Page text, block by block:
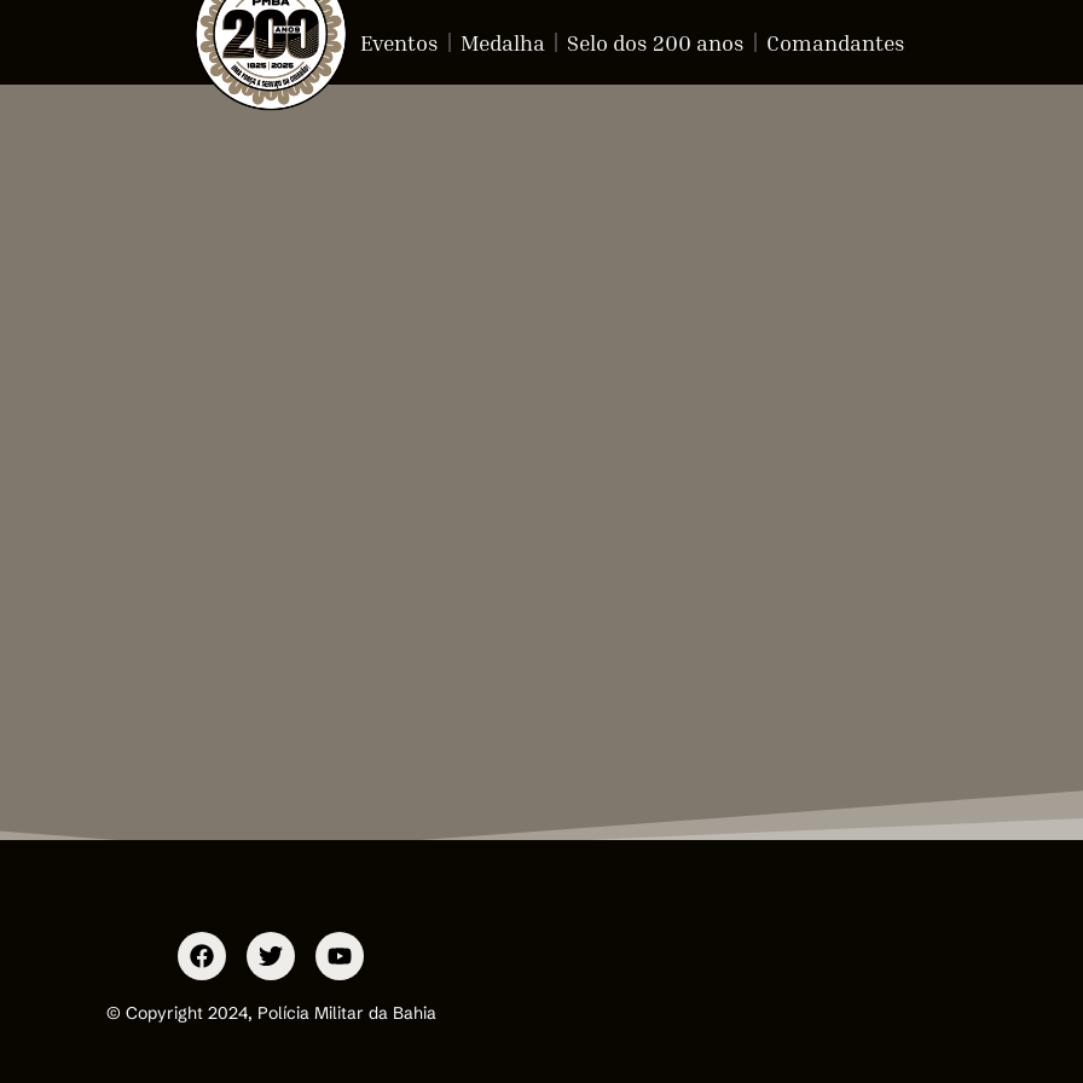
Eventos Medalha Selo dos 200 anos Comandantes
© Copyright 2024, Polícia Militar da Bahia